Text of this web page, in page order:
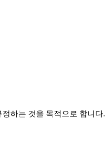
하는 것을 목적으로 합니다.